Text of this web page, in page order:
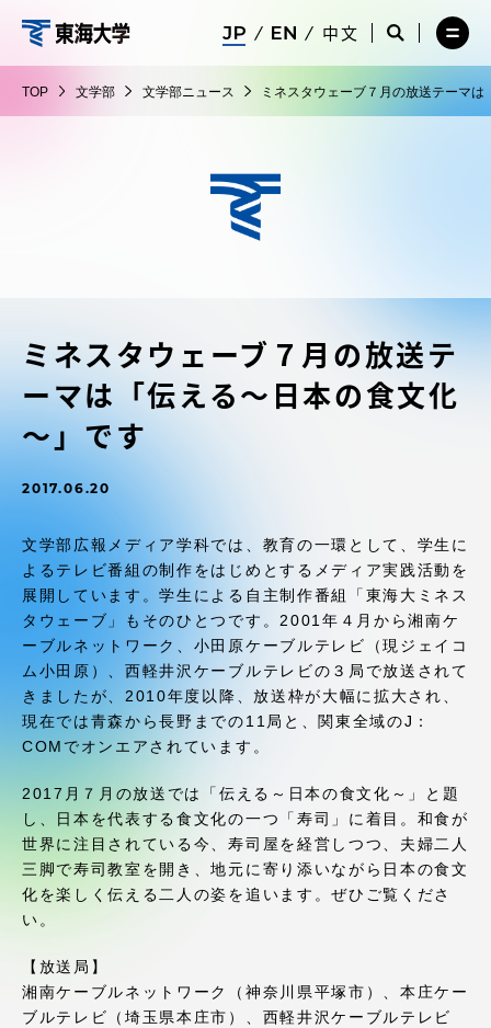
学
部
中文
サ
検
索
サ
イ
を
メ
ー
を
TOP 文学部 文学部ニュース ミネスタウェーブ７月の放送テーマ
ミネスタウェーブ７月の放送テ
ーマは「伝える～日本の食文化
～」です
2017.06.20
文学部広報メディア学科では、教育の一環として、学生に
よるテレビ番組の制作をはじめとするメディア実践活動を
展開しています。学生による自主制作番組「東海大ミネス
タウェーブ」もそのひとつです。2001年４月から湘南ケ
ーブルネットワーク、小田原ケーブルテレビ（現ジェイコ
ム小田原）、西軽井沢ケーブルテレビの３局で放送されて
きましたが、2010年度以降、放送枠が大幅に拡大され、
現在では青森から長野までの11局と、関東全域のJ：
COMでオンエアされています。
2017月７月の放送では「伝える～日本の食文化～」と題
し、日本を代表する食文化の一つ「寿司」に着目。和食が
世界に注目されている今、寿司屋を経営しつつ、夫婦二人
三脚で寿司教室を開き、地元に寄り添いながら日本の食文
化を楽しく伝える二人の姿を追います。ぜひご覧くださ
い。
【放送局】
湘南ケーブルネットワーク（神奈川県平塚市）、本庄ケー
ブルテレビ（埼玉県本庄市）、西軽井沢ケーブルテレビ
メ
ニ
を
閉
在学生・保護者向けポータル（TIPS）
大学の概要
教育・研究
受験・入学案内
学生生活
グローバルネットワーク
学外連携
各種情報・お問い合わせ
アクセス情報